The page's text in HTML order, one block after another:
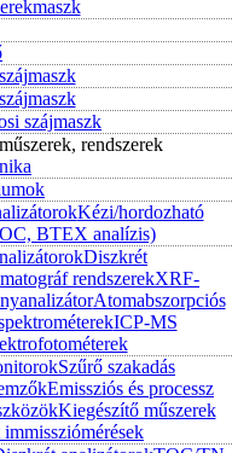
szájmaszk
rendszerek
Kézi/hordozható
BTEX analízis)
Diszkrét
rendszerekXRF-
Atomabszorpciós
ICP-MS
Szűrő szakadás
Emissziós és processz
Kiegészítő műszerek